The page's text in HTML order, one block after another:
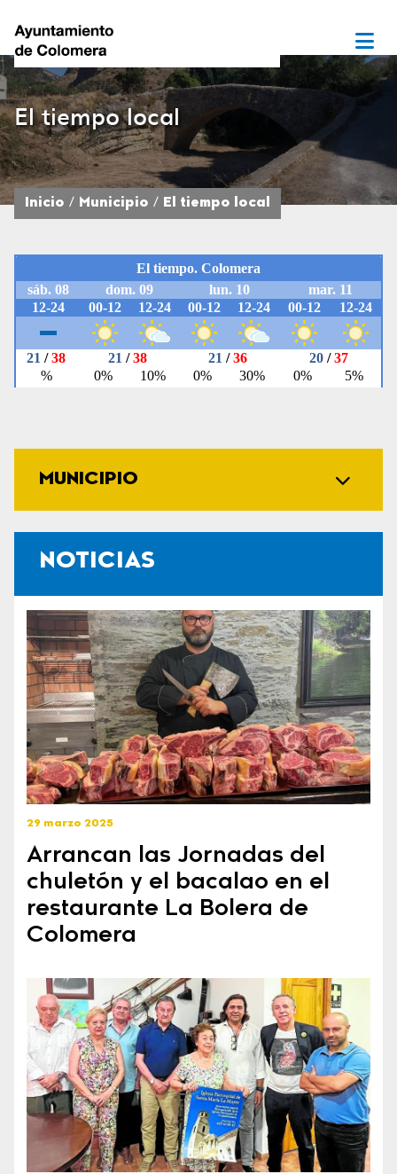
El tiempo local
Inicio Municipio El tiempo local
MUNICIPIO
NOTICIAS
29 marzo 2025
Arrancan las Jornadas del
chuletón y el bacalao en el
restaurante La Bolera de
Colomera